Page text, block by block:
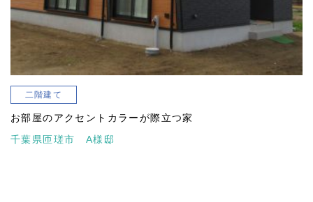
二階建て
お部屋のアクセントカラーが際立つ家
千葉県匝瑳市 A様邸